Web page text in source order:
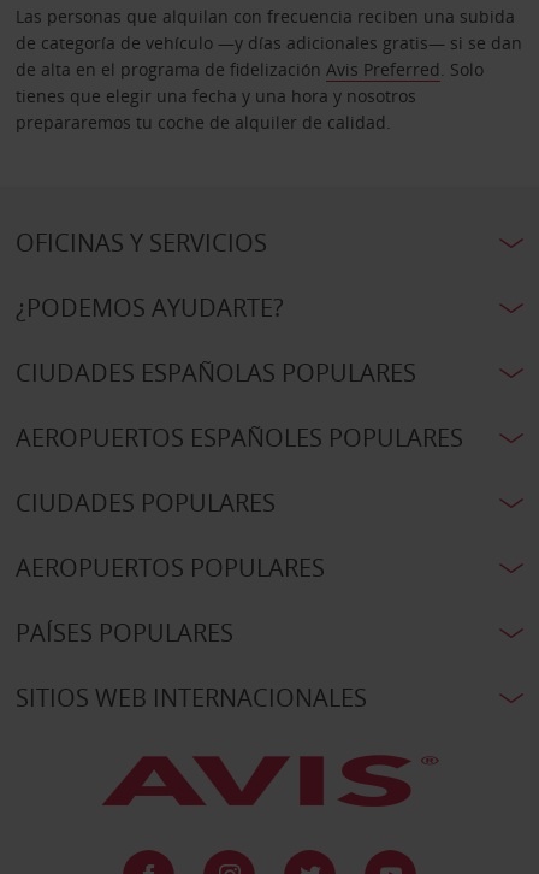
Las personas que alquilan con frecuencia reciben una subida
de categoría de vehículo —y días adicionales gratis— si se dan
de alta en el programa de fidelización Avis Preferred. Solo
tienes que elegir una fecha y una hora y nosotros
prepararemos tu coche de alquiler de calidad.
OFICINAS Y SERVICIOS
¿PODEMOS AYUDARTE?
CIUDADES ESPAÑOLAS POPULARES
AEROPUERTOS ESPAÑOLES POPULARES
CIUDADES POPULARES
AEROPUERTOS POPULARES
PAÍSES POPULARES
SITIOS WEB INTERNACIONALES